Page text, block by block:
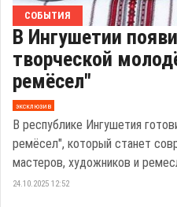
СОБЫТИЯ
В Ингушетии
творческой
ремёсел"
эксклюзив
В республике Ингушетия
ремёсел", который станет
мастеров, художников и
24.10.2025 12:52